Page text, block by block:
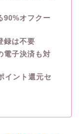
90%オフクー
録は不要
電子決済も対
イント還元セ